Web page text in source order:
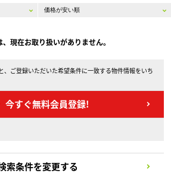
現在お取り扱いがありません。
、ご登録いただいた希望条件に一致する物件情報をいち
今すぐ無料会員登録!
索条件を変更する